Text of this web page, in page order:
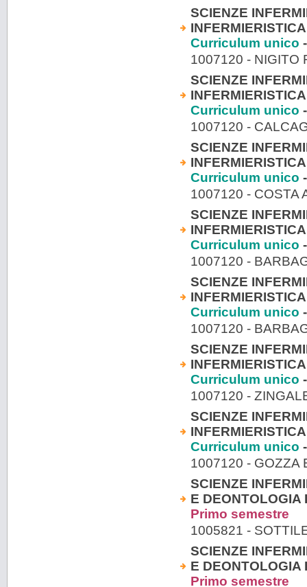
SCIENZE
Curriculum unico
1007120 - NIGITO
SCIENZE
Curriculum unico
1007120 -
SCIENZE
Curriculum unico
1007120 - COSTA
SCIENZE
Curriculum unico
1007120 -
SCIENZE
Curriculum unico
1007120 -
SCIENZE
Curriculum unico
1007120 -
SCIENZE
Curriculum unico
1007120 - GOZZA
SCIENZE
E DEONTOLOGIA
Primo semestre
1005821 -
SCIENZE
E DEONTOLOGIA
Primo semestre